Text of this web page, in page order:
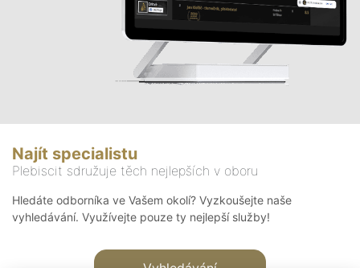
Najít specialistu
Plebiscit sdružuje těch nejlepších v oboru
Hledáte odborníka ve Vašem okolí? Vyzkoušejte naše
vyhledávání. Využívejte pouze ty nejlepší služby!